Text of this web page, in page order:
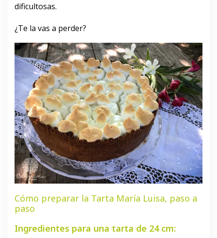
dificultosas.
¿Te la vas a perder?
Cómo preparar la Tarta María Luisa, paso a
paso
Ingredientes para una tarta de 24 cm: